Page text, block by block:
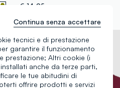
€ 14,95
tecnici e di prestazione
garantire il funzionamento
prestazione; Altri cookie (i
anche da terze parti,
le tue abitudini di
offrire prodotti e servizi
Continua senza accettare